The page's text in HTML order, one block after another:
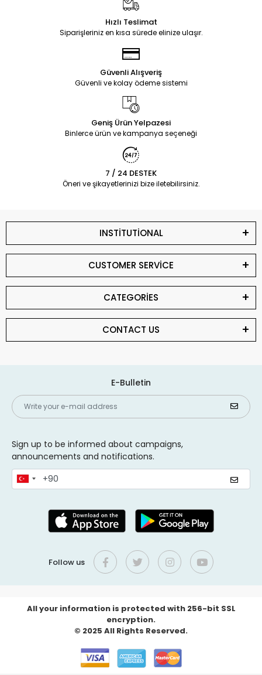
Hızlı Teslimat
Siparişleriniz en kısa sürede elinize ulaşır.
Güvenli Alışveriş
Güvenli ve kolay ödeme sistemi
Geniş Ürün Yelpazesi
Binlerce ürün ve kampanya seçeneği
7 / 24 DESTEK
Öneri ve şikayetlerinizi bize iletebilirsiniz.
INSTİTUTİONAL
CUSTOMER SERVİCE
CATEGORİES
CONTACT US
E-Bulletin
Sign up to be informed about campaigns,
announcements and notifications.
Follow us
All your information is protected with 256-bit SSL
encryption.
© 2025 All Rights Reserved.